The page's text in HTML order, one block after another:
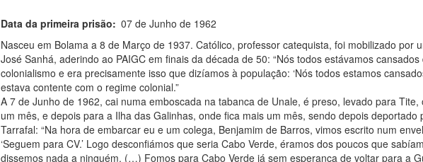
Data da primeira prisão
07 de Junho de 1962
Nasceu em Bolama a 8 de Março de 1937. Católico, professor catequista, foi mobilizado por
José Sanhá, aderindo ao PAIGC em finais da década de 50: “Nós todos estávamos cansados
colonialismo e era precisamente isso que dizíamos à população: ‘Nós todos estamos
estava contente com o regime colonial.”
A 7 de Junho de 1962, cai numa emboscada na tabanca de Unale, é preso, levado para Tite,
um mês, e depois para a Ilha das Galinhas, onde fica mais um mês, sendo depois deportado
Tarrafal: “Na hora de embarcar eu e um colega, Benjamim de Barros, vimos escrito num
‘Seguem para CV.’ Logo desconfiámos que seria Cabo Verde, éramos dos poucos que
dissemos nada a ninguém. (…) Fomos para Cabo Verde já sem esperança de voltar para a